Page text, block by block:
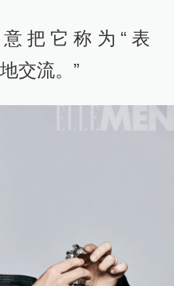
把它称为“表
交流。”